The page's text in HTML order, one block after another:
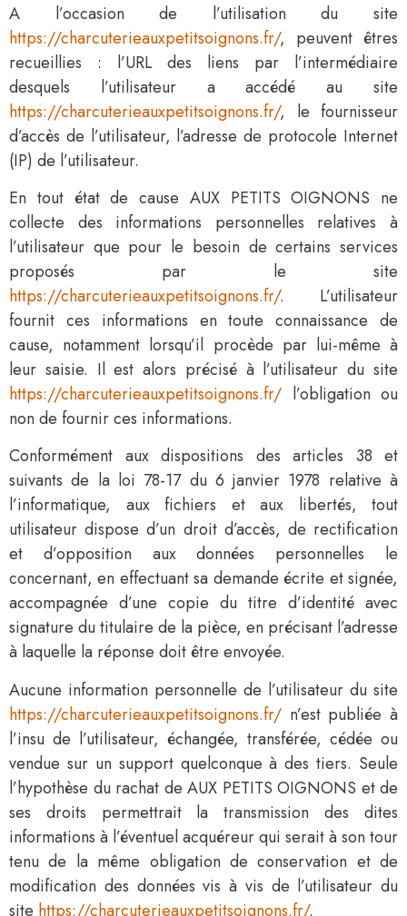
A l’occasion de l’utilisation du site
https://charcuterieauxpetitsoignons.fr/, peuvent êtres
recueillies : l’URL des liens par l’intermédiaire
desquels l’utilisateur a accédé au site
https://charcuterieauxpetitsoignons.fr/, le fournisseur
d’accès de l’utilisateur, l’adresse de protocole Internet
(IP) de l’utilisateur.
En tout état de cause AUX PETITS OIGNONS ne
collecte des informations personnelles relatives à
l’utilisateur que pour le besoin de certains services
proposés par le site
https://charcuterieauxpetitsoignons.fr/. L’utilisateur
fournit ces informations en toute connaissance de
cause, notamment lorsqu’il procède par lui-même à
leur saisie. Il est alors précisé à l’utilisateur du site
https://charcuterieauxpetitsoignons.fr/ l’obligation ou
non de fournir ces informations.
Conformément aux dispositions des articles 38 et
suivants de la loi 78-17 du 6 janvier 1978 relative à
l’informatique, aux fichiers et aux libertés, tout
utilisateur dispose d’un droit d’accès, de rectification
et d’opposition aux données personnelles le
concernant, en effectuant sa demande écrite et signée,
accompagnée d’une copie du titre d’identité avec
signature du titulaire de la pièce, en précisant l’adresse
à laquelle la réponse doit être envoyée.
Aucune information personnelle de l’utilisateur du site
https://charcuterieauxpetitsoignons.fr/ n’est publiée à
l’insu de l’utilisateur, échangée, transférée, cédée ou
vendue sur un support quelconque à des tiers. Seule
l’hypothèse du rachat de AUX PETITS OIGNONS et de
ses droits permettrait la transmission des dites
informations à l’éventuel acquéreur qui serait à son tour
tenu de la même obligation de conservation et de
modification des données vis à vis de l’utilisateur du
site https://charcuterieauxpetitsoignons.fr/.